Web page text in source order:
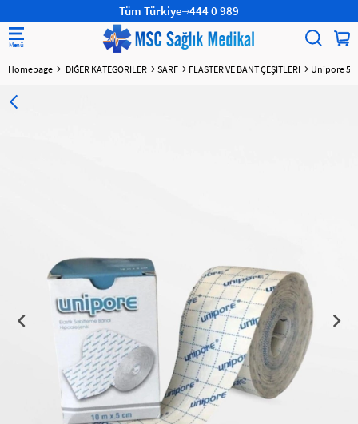
Tüm Türkiye 444 0 989
Homepage DİĞER KATEGORİLER SARF FLASTER VE BANT ÇEŞİTLERİ Unipore 5